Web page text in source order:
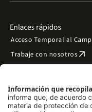
Enlaces rápidos
Acceso Temporal al
Trabaje con nosotrosarrow_outward
Preguntas frecuentes
Filantropía y donaciones